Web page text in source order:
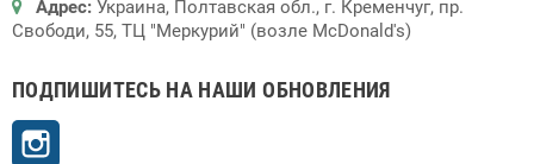
Адрес: Украина, Полтавская обл., г. Кременчуг, пр.
Свободи, 55, ТЦ "Меркурий" (возле McDonald's)
ПОДПИШИТЕСЬ НА НАШИ ОБНОВЛЕНИЯ